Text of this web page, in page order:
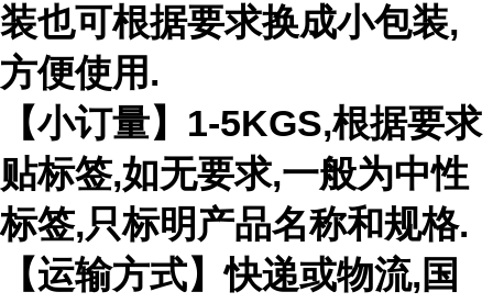
装也可根据要求换成小包装,
方便使用.
【小订量】1-5KGS,根据要求
贴标签,如无要求,一般为中性
标签,只标明产品名称和规格.
【运输方式】快递或物流,国